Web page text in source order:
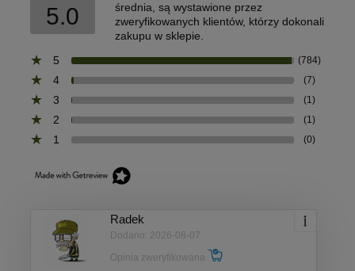
5.0
średnia, są wystawione przez
zweryfikowanych klientów, którzy dokonali
zakupu w sklepie.
5
(784)
4 (7)
3 (1)
2 (1)
1 (0)
Radek
Dodano: 2026-08-07
Opinia zweryfikowana